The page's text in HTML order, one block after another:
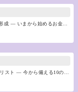
成 ― いまから始めるお金…
スト ― 今から備える10の…